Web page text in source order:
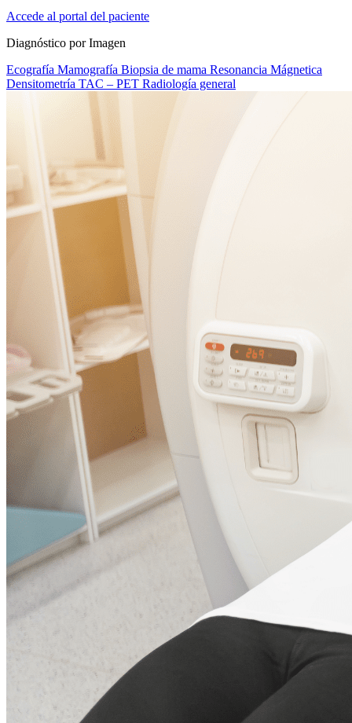
Accede al portal del paciente
Diagnóstico por Imagen
Ecografía Mamografía Biopsia de mama Resonancia Mágnetica
Densitometría TAC – PET Radiología general